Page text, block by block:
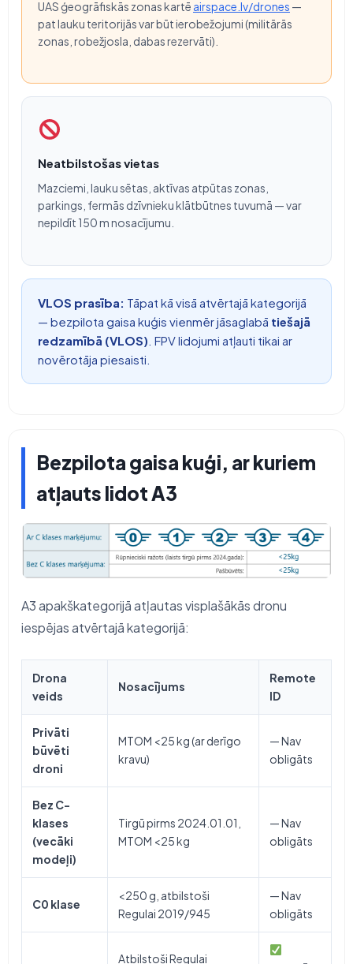
UAS ģeogrāfiskās zonas kartē airspace.lv/drones —
pat lauku teritorijās var būt ierobežojumi (militārās
zonas, robežjosla, dabas rezervāti).
Neatbilstošas vietas
Mazciemi, lauku sētas, aktīvas atpūtas zonas,
parkings, fermās dzīvnieku klātbūtnes tuvumā — var
nepildīt 150 m nosacījumu.
VLOS prasība: Tāpat kā visā atvērtajā kategorijā
— bezpilota gaisa kuģis vienmēr jāsaglabā tiešajā
redzamībā (VLOS) . FPV lidojumi atļauti tikai ar
novērotāja piesaisti.
Bezpilota gaisa kuģi, ar kuriem
atļauts lidot A3
A3 apakškategorijā atļautas visplašākās dronu
iespējas atvērtajā kategorijā:
Drona
veids
Nosacījums
Remote
ID
Privāti
būvēti
droni
MTOM <25 kg (ar derīgo
kravu)
— Nav
obligāts
Bez C-
klases
(vecāki
modeļi)
Tirgū pirms 2024.01.01,
MTOM <25 kg
— Nav
obligāts
C0 klase
<250 g, atbilstoši
Regulai 2019/945
— Nav
obligāts
Atbilstoši Regulai